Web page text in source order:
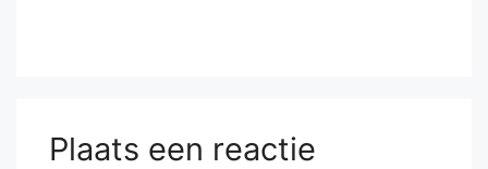
Plaats een reactie